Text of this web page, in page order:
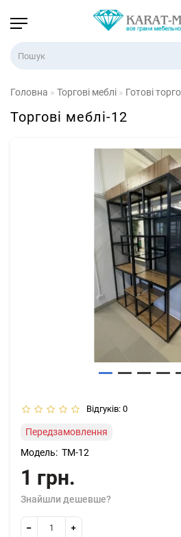
Головна Торгові меблі Готові
Торгові меблі-12
Відгуків: 0
Передзамовлення
Модель: ТМ-12
1 грн.
Знайшли дешевше?